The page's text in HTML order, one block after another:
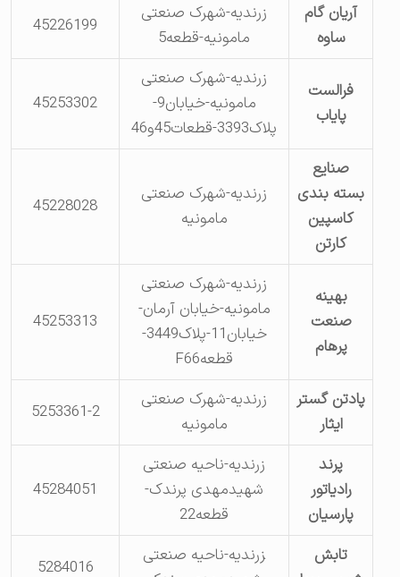
آریان گام
ساوه
زرندیه-شهرک صنعتی
مامونیه-قطعه5
45226199
فرالست
پایاب
زرندیه-شهرک صنعتی
مامونیه-خیابان9-
45253302
صنایع
بسته بندی
کاسپین
کارتن
زرندیه-شهرک صنعتی
مامونیه
45228028
بهینه
صنعت
پرهام
زرندیه-شهرک صنعتی
مامونیه-خیابان آرمان-
خیابان11-پلاک3449-
قطعهF66
45253313
پادتن گستر
زرندیه-شهرک صنعتی
مامونیه
5253361-2
رادیاتور
پارسیان
زرندیه-ناحیه صنعتی
شهیدمهدی پرندک-
قطعه22
45284051
تابش
‍زرندیه-ناحیه صنعتی
5284016